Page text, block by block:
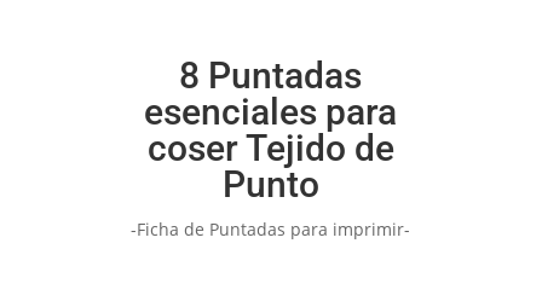
8 Puntadas
esenciales para
coser Tejido de
Punto
-Ficha de Puntadas para imprimir-